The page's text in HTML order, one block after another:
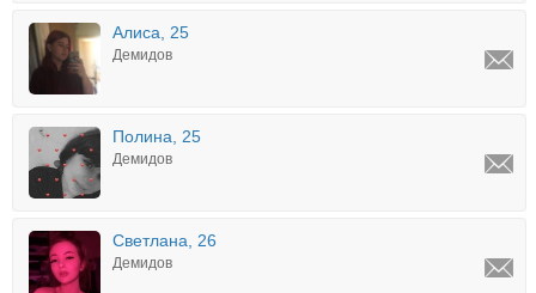
Алиса, 25
Демидов
Полина, 25
Демидов
Светлана, 26
Демидов